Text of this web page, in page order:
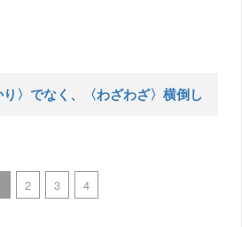
り〉でなく、〈わざわざ〉横倒し
2 3 4